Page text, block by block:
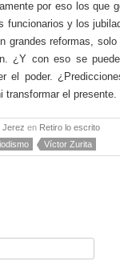
por eso los que
y los
grandes reformas,
¿Y con eso se
el poder.
transformar el presente.
Jerez en Retiro lo escrito
Víctor Zurita